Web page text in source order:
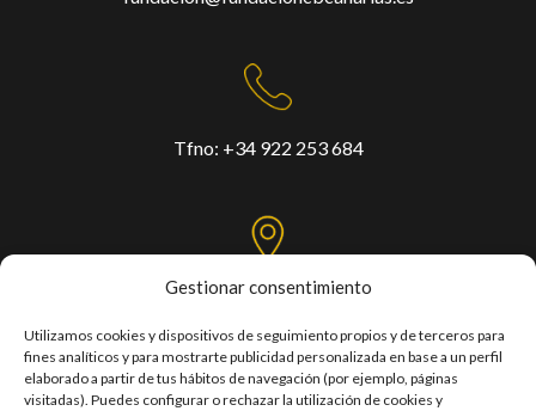
Gestionar consentimiento
Utilizamos cookies y dispositivos de seguimiento propios y de terceros para
fines analíticos y para mostrarte publicidad personalizada en base a un perfil
elaborado a partir de tus hábitos de navegación (por ejemplo, páginas
visitadas). Puedes configurar o rechazar la utilización de cookies y
Tfno: +34 922 253 684
C/. Mercedes, Las Torres, s/n,
Pabellón Santiago Martín - Tercera planta
Taco / 38108 – San Cristóbal de La Laguna